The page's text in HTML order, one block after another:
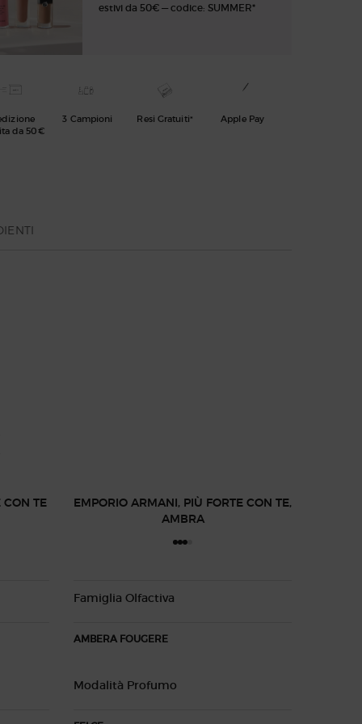
estivi da 50€ — codice: SUMMER*
da 50€
3 Campioni Resi Gratuiti* Apple Pay
CON TE
EMPORIO ARMANI, PIÙ FORTE CON TE,
AMBRA
Famiglia Olfactiva
AMBERA FOUGERE
Modalità Profumo